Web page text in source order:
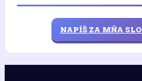
NAPÍŠ ZA MŇA